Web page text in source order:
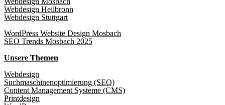
Webdesign Heilbronn
Webdesign Stuttgart
WordPress Website Design Mosbach
SEO Trends Mosbach 2025
Unsere Themen
Webdesign
Suchmaschinenoptimierung (SEO)
Content Management Systeme (CMS)
Printdesign